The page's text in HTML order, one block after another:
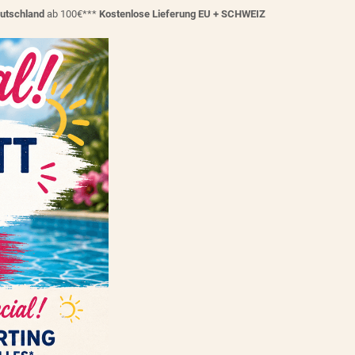
ab 100€*** Kostenlose Lieferung EU + SCHWEIZ